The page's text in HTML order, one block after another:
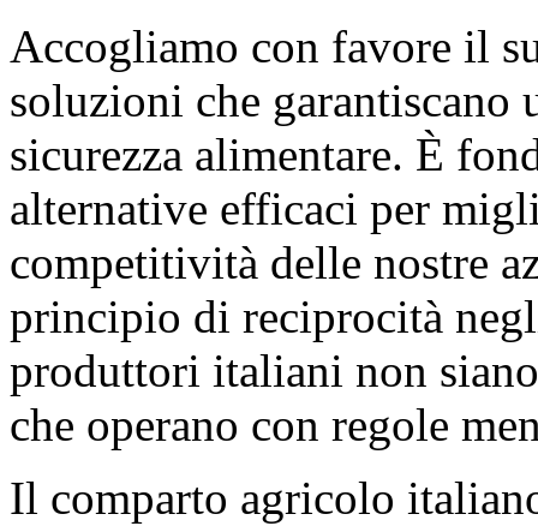
Accogliamo con favore il
soluzioni che
sicurezza alimentare. È
alternative efficaci per
competitività delle nostre
principio di reciprocità
produttori italiani non
che operano con regole
Il comparto agricolo